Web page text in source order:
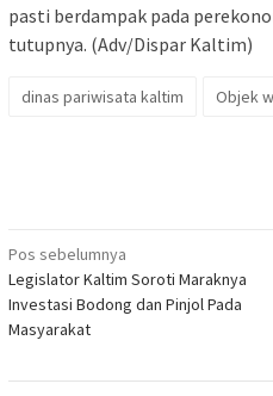
pasti berdampak pada
tutupnya. (Adv/Dispar Kaltim)
dinas pariwisata kaltim Objek
Navigasi
pos
Pos sebelumnya
Legislator Kaltim Soroti Maraknya
Investasi Bodong dan Pinjol Pada
Masyarakat